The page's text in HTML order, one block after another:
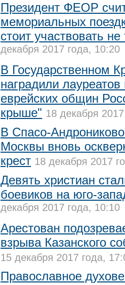
Президент ФЕОР
мемориальных
стоит участвовать
декабря 2017 года, 10:20
В Государственном
наградили
еврейских общин
крыше" 18 декабря
В Спасо-
Москвы вновь
крест 18 декабря 2017
Девять христиан
боевиков на юго-
декабря 2017 года, 10:10
Арестован
взрыва Казанского
15 декабря 2017 года,
Православное